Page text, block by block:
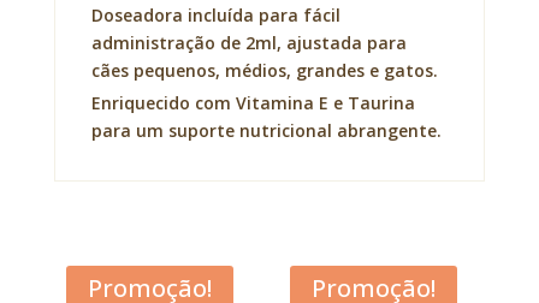
Doseadora incluída para fácil
administração de 2ml, ajustada para
cães pequenos, médios, grandes e gatos.
Enriquecido com Vitamina E e Taurina
para um suporte nutricional abrangente.
Promoção!
Acana Adult Dog Promoção!
Acana Classic Red